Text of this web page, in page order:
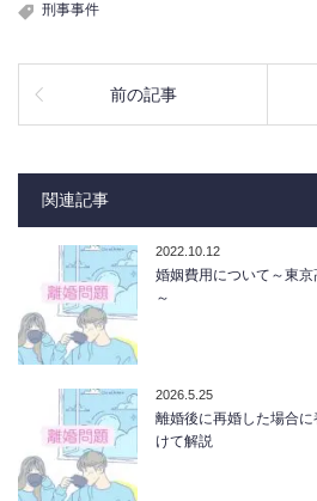
刑事事件
前の記事
関連記事
2022.10.12
婚姻費用について～東
～
2026.5.25
離婚後に再婚した場合
けて解説